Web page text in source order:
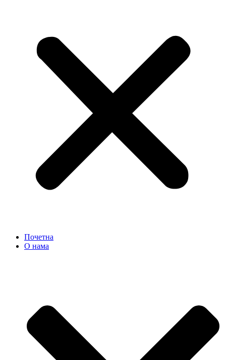
Почетна
О нама